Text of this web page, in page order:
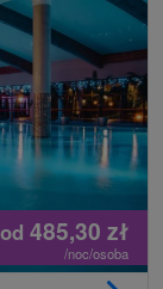
od 485,30 zł
/noc/osoba